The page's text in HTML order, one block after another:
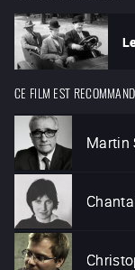
CE FILM EST
Martin